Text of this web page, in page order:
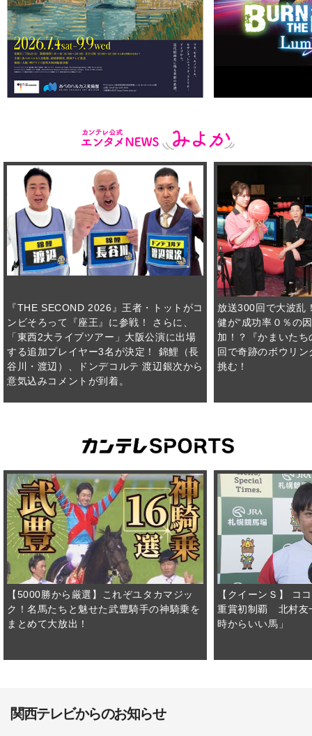
『THE SECOND 2026』王者・トットがコ
ンビそろって『座王』に参戦！ さらに、
「東西2大ライブツアー」大阪公演に出場
する追加プレイヤー3名が決定！ 錦鯉（長
谷川・渡辺）、ドンデコルテ 渡辺銀次から
意気込みコメントが到着。
放送300回で大波乱
健が“成功率０％の
加！？『かまいた
回で奇跡のボウリン
挑む！
【5000勝から厳選】これぞユタカマジッ
ク！名馬たちと魅せた武豊騎手の神騎乗を
まとめて大放出！
【クイーンＳ】 コ
重賞初制覇 北村友
時からいい馬」
関西テレビからのお知らせ